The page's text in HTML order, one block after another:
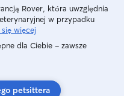
Rover, która uwzględnia
w przypadku
więcej
dla Ciebie – zawsze
petsittera